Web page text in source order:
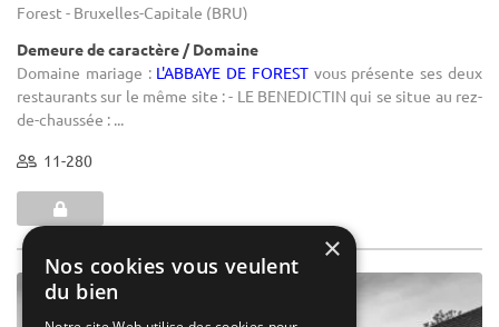
Forest - Bruxelles-Capitale (BRU)
Demeure de caractère / Domaine
Domaine mariage : L'ABBAYE DE FORESTvous présente ses deux
restaurants sur le même site : - LE BENEDICTIN qui se situe au rez-
de-chaussée : ...
11-280
×
Nos cookies vous veulent
du bien